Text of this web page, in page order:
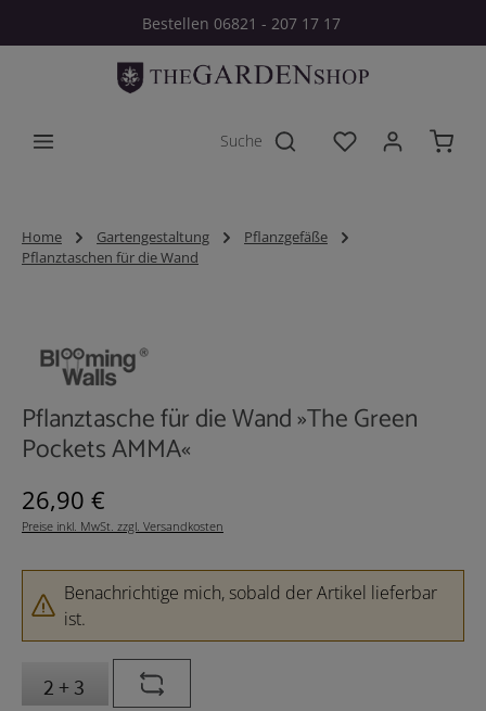
Zum Hauptinhalt springenBestellen 06821 - 207 17 17
Du hast 0
Home Gartengestaltung
Pflanzgefäße
Pflanztaschen für die Wand
Pflanztasche für die Wand »The Green
Pockets AMMA«
Regulärer Preis:
26,90 €
Preise inkl. MwSt. zzgl. Versandkosten
Benachrichtige mich, sobald der Artikel lieferbar
ist.